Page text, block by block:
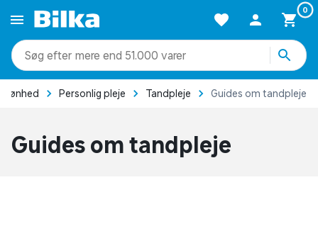
0
mere end 51.000 varer
Personlig pleje Tandpleje Guides om tandpleje
Guides om tandpleje